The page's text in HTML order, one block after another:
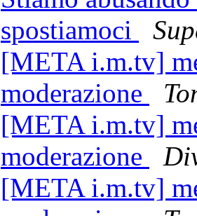
spostiamoci
[META i.m.tv]
moderazione
[META i.m.tv]
moderazione
[META i.m.tv]